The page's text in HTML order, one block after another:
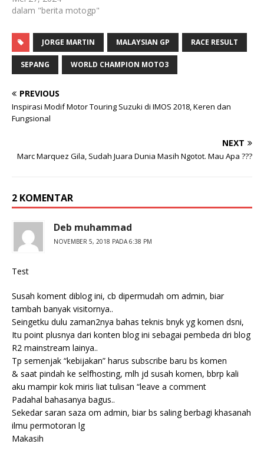
dalam "berita motogp"
JORGE MARTIN MALAYSIAN GP RACE RESULT
SEPANG WORLD CHAMPION MOTO3
PREVIOUS
Inspirasi Modif Motor Touring Suzuki di IMOS 2018, Keren dan
Fungsional
NEXT
Marc Marquez Gila, Sudah Juara Dunia Masih Ngotot. Mau Apa ???
2 KOMENTAR
Deb muhammad
NOVEMBER 5, 2018 PADA 6:38 PM
Test
Susah koment diblog ini, cb dipermudah om admin, biar
tambah banyak visitornya..
Seingetku dulu zaman2nya bahas teknis bnyk yg komen dsni,
Itu point plusnya dari konten blog ini sebagai pembeda dri blog
R2 mainstream lainya..
Tp semenjak “kebijakan” harus subscribe baru bs komen
& saat pindah ke selfhosting, mlh jd susah komen, bbrp kali
aku mampir kok miris liat tulisan “leave a comment
Padahal bahasanya bagus..
Sekedar saran saza om admin, biar bs saling berbagi khasanah
ilmu permotoran lg
Makasih